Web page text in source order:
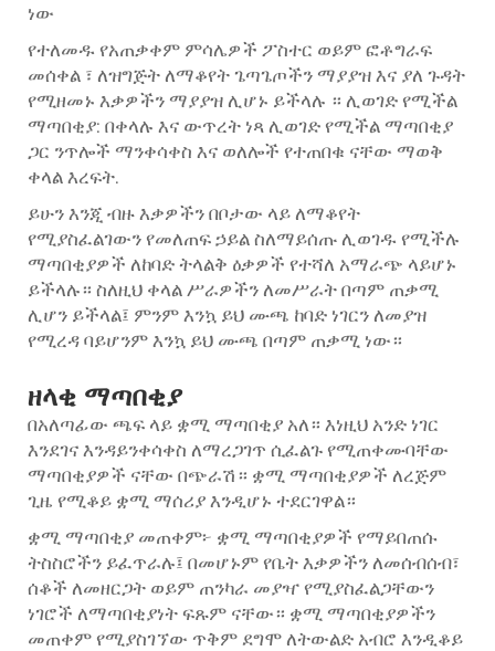
ነው
የተለመዱ የአጠቃቀም ምሳሌዎች ፖስተር ወይም ፎቶግራፍ
መሰቀል ፣ ለዝግጅት ለማቆየት ጌጣጌጦችን ማያያዝ እና ያለ ጉዳት
የሚዘመኑ እቃዎችን ማያያዝ ሊሆኑ ይችላሉ ። ሊወገድ የሚችል
ማጣበቂያ: በቀላሉ እና ውጥረት ነጻ ሊወገድ የሚችል ማጣበቂያ
ጋር ንጥሎች ማንቀሳቀስ እና ወለሎች የተጠበቁ ናቸው ማወቅ
ቀላል እረፍት.
ይሁን እንጂ ብዙ እቃዎችን በቦታው ላይ ለማቆየት
የሚያስፈልገውን የመለጠፍ ኃይል ስለማይሰጡ ሊወገዱ የሚችሉ
ማጣበቂያዎች ለከባድ ትላልቅ ዕቃዎች የተሻለ አማራጭ ላይሆኑ
ይችላሉ። ስለዚህ ቀላል ሥራዎችን ለመሥራት በጣም ጠቃሚ
ሊሆን ይችላል፤ ምንም እንኳ ይህ ሙጫ ከባድ ነገርን ለመያዝ
የሚረዳ ባይሆንም እንኳ ይህ ሙጫ በጣም ጠቃሚ ነው።
ዘላቂ ማጣበቂያ
በአለጣፊው ጫፍ ላይ ቋሚ ማጣበቂያ አለ። እነዚህ አንድ ነገር
እንደገና እንዳይንቀሳቀስ ለማረጋገጥ ሲፈልጉ የሚጠቀሙባቸው
ማጣበቂያዎች ናቸው በጭራሽ። ቋሚ ማጣበቂያዎች ለረጅም
ጊዜ የሚቆይ ቋሚ ማሰሪያ እንዲሆኑ ተደርገዋል።
ቋሚ ማጣበቂያ መጠቀም፦ ቋሚ ማጣበቂያዎች የማይበጠሱ
ትስስሮችን ይፈጥራሉ፤ በመሆኑም የቤት እቃዎችን ለመሰብሰብ፣
ሰቆች ለመዘርጋት ወይም ጠንካራ መያዣ የሚያስፈልጋቸውን
ነገሮች ለማጣበቂያነት ፍጹም ናቸው። ቋሚ ማጣበቂያዎችን
መጠቀም የሚያስገኘው ጥቅም ደግሞ ለትውልድ አብሮ እንዲቆይ